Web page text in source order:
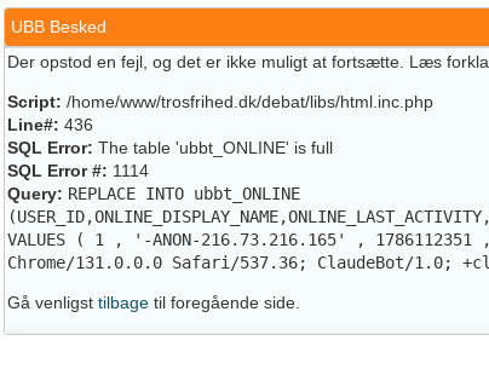
UBB Besked
Der opstod en fejl, og det er ikke muligt at fortsætte. Læs
Script: /home/www/trosfrihed.dk/debat/libs/html.inc.php
Line#: 436
SQL Error: The table 'ubbt_ONLINE' is full
SQL Error #: 1114
Query: REPLACE INTO ubbt_ONLINE
VALUES ( 1 , '-ANON-216.73.216.165' ,
Chrome/131.0.0.0 Safari/537.36; ClaudeBot/1.0;
Gå venligst tilbage til foregående side.